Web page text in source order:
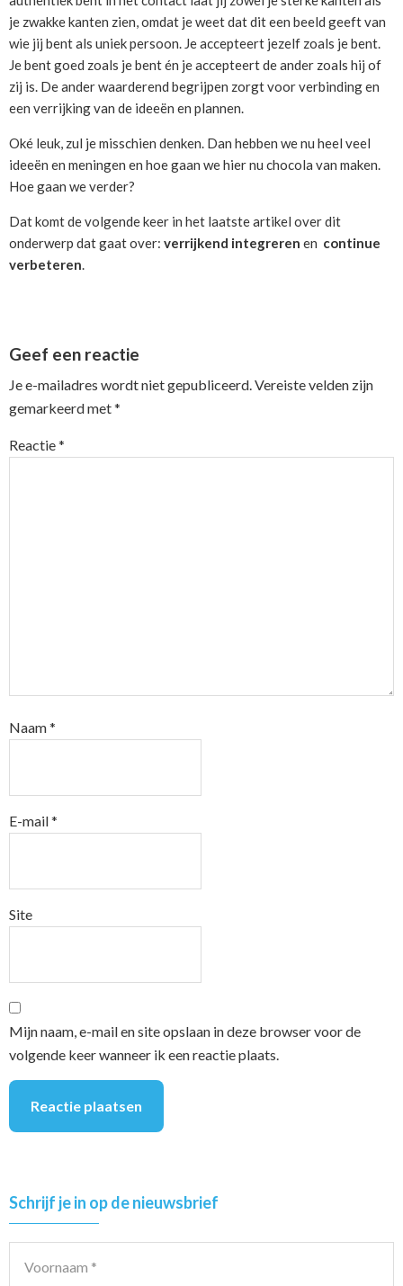
je zwakke kanten zien, omdat je weet dat dit een beeld geeft van
wie jij bent als uniek persoon. Je accepteert jezelf zoals je bent.
Je bent goed zoals je bent én je accepteert de ander zoals hij of
zij is. De ander waarderend begrijpen zorgt voor verbinding en
een verrijking van de ideeën en plannen.
Oké leuk, zul je misschien denken. Dan hebben we nu heel veel
ideeën en meningen en hoe gaan we hier nu chocola van maken.
Hoe gaan we verder?
Dat komt de volgende keer in het laatste artikel over dit
onderwerp dat gaat over: verrijkend integreren en continue
verbeteren.
Interactions
Geef een reactie
Je e-mailadres wordt niet gepubliceerd.Vereiste velden zijn
gemarkeerd met*
Reactie*
Naam*
E-mail*
Site
Mijn naam, e-mail en site opslaan in deze browser voor de
volgende keer wanneer ik een reactie plaats.
Primary
Sidebar
Schrijf je in op de nieuwsbrief